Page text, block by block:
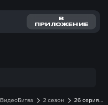
В
ПРИЛОЖЕНИЕ
ВидеоБитва 2 сезон
26 серия -